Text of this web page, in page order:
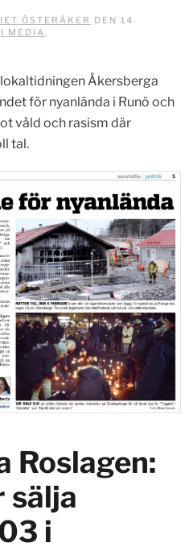
ÖSTERÅKER DEN 14
I MEDIA.
Åkersberga
för nyanlända i Runö och
våld och rasism där
tal.
Roslagen:
sälja
i